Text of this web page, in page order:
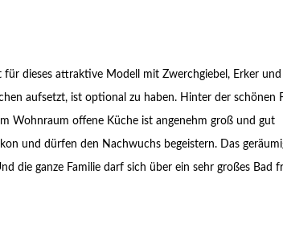
dieses attraktive Modell mit Zwerchgiebel, Erker und
aufsetzt, ist optional zu haben. Hinter der schönen
Wohnraum offene Küche ist angenehm groß und gut
und dürfen den Nachwuchs begeistern. Das
die ganze Familie darf sich über ein sehr großes Bad